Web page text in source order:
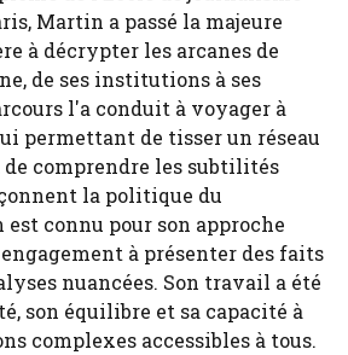
Martin a passé la majeure
à décrypter les arcanes de
de ses institutions à ses
l'a conduit à voyager à
permettant de tisser un réseau
comprendre les subtilités
la politique du
connu pour son approche
à présenter des faits
nuancées. Son travail a été
son équilibre et sa capacité à
complexes accessibles à tous.